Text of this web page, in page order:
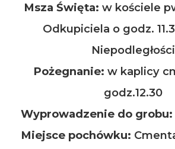
Msza Święta: w kościele
Odkupiciela o godz.
Niepodległości
Pożegnanie: w kaplicy
godz.12.30
Wyprowadzenie do grobu:
Miejsce pochówku: